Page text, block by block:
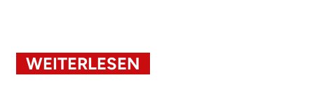
WEITERLESEN